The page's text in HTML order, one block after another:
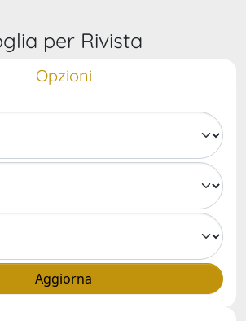
per Rivista
Opzioni